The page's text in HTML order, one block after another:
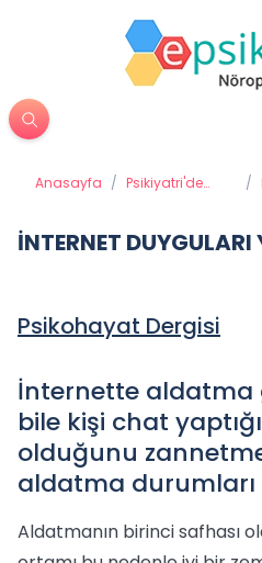
Anasayfa / Psikiyatri'de
/
İNTERNET
Psikohayat Dergisi
İnternette aldatma
bile kişi chat
olduğunu
aldatma durumları
Aldatmanın birinci safhası